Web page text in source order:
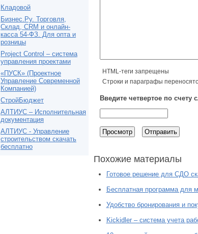
Кладовой
Бизнес.Ру. Торговля,
Склад, CRM и онлайн-
касса 54-ФЗ. Для опта и
розницы
Project Сontrol – система
управления проектами
«ПУСК» (Проектное
Управление Современной
Компанией)
СтройБюджет
АЛТИУС – Исполнительная
документация
АЛТИУС - Управление
строительством скачать
бесплатно
HTML-теги запрещены
Строки и параграфы
Введите четвертое по
Похожие материалы
Готовое решение для СДО
Бесплатная программа для
Удобство бронирования и
Kickidler – система учета